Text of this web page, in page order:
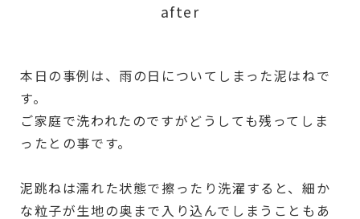
after
本日の事例は、雨の日についてしまった泥はねで
す。
ご家庭で洗われたのですがどうしても残ってしま
ったとの事です。
泥跳ねは濡れた状態で擦ったり洗濯すると、細か
な粒子が生地の奥まで入り込んでしまうこともあ